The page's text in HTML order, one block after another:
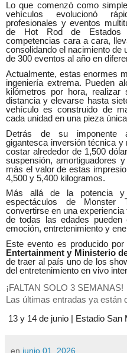
Lo que comenzó como
vehículos evolucionó
profesionales y eventos
de Hot Rod de Estados
competencias cara a cara,
consolidando el nacimiento de
de 300 eventos al año en
Actualmente, estas enormes
ingeniería extrema. Pueden
kilómetros por hora,
distancia y elevarse hasta
vehículo es construido de
cada unidad en una pieza
Detrás de su imponente
gigantesca inversión técnica
costar alrededor de 1,500
suspensión, amortiguadores
más el valor de estas
4,500 y 5,400 kilogramos.
Más allá de la potencia
espectáculos de Monster
convertirse en una
de todas las edades pueden
emoción, entretenimiento y
Este evento es producido por
Entertainment y Ministerio
de traer al país uno de los
del entretenimiento en vivo
¡FALTAN SOLO 3 SEMANAS!
Las últimas entradas ya están
13 y 14 de junio | Estadio San
en junio 01, 2026